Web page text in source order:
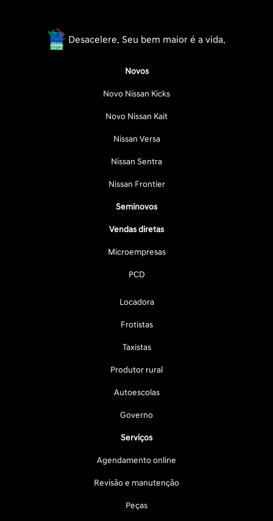
Desacelere. Seu bem maior é a vida.
Novos
Novo Nissan Kicks
Novo Nissan Kait
Nissan Versa
Nissan Sentra
Nissan Frontier
Seminovos
Vendas diretas
Microempresas
PCD
Locadora
Frotistas
Taxistas
Produtor rural
Autoescolas
Governo
Serviços
Agendamento online
Revisão e manutenção
Peças